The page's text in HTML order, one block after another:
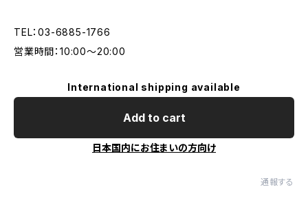
TEL：03-6885-1766
営業時間：10:00〜20:00
International shipping available
Add to cart
日本国内にお住まいの方向け
通報する